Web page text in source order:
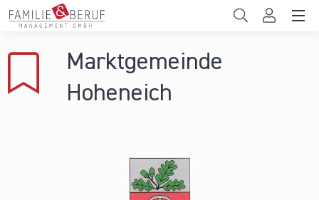
Direkt zum Inhalt
Gemeinden
Marktgemeinde
Hoheneich